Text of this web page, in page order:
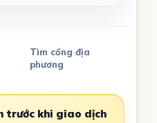
Tìm cổng địa
phương
trước khi giao dịch